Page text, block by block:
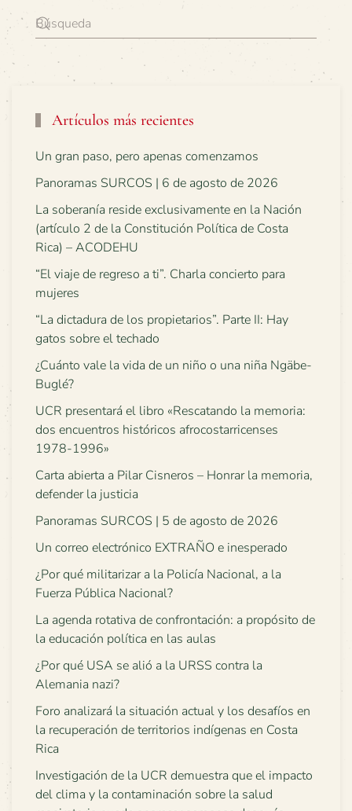
Artículos más recientes
Un gran paso, pero apenas comenzamos
Panoramas SURCOS | 6 de agosto de 2026
La soberanía reside exclusivamente en la Nación
(artículo 2 de la Constitución Política de Costa
Rica) – ACODEHU
“El viaje de regreso a ti”. Charla concierto para
mujeres
“La dictadura de los propietarios”. Parte II: Hay
gatos sobre el techado
¿Cuánto vale la vida de un niño o una niña Ngäbe-
Buglé?
UCR presentará el libro «Rescatando la memoria:
dos encuentros históricos afrocostarricenses
1978-1996»
Carta abierta a Pilar Cisneros – Honrar la memoria,
defender la justicia
Panoramas SURCOS | 5 de agosto de 2026
Un correo electrónico EXTRAÑO e inesperado
¿Por qué militarizar a la Policía Nacional, a la
Fuerza Pública Nacional?
La agenda rotativa de confrontación: a propósito de
la educación política en las aulas
¿Por qué USA se alió a la URSS contra la
Alemania nazi?
Foro analizará la situación actual y los desafíos en
la recuperación de territorios indígenas en Costa
Rica
Investigación de la UCR demuestra que el impacto
del clima y la contaminación sobre la salud